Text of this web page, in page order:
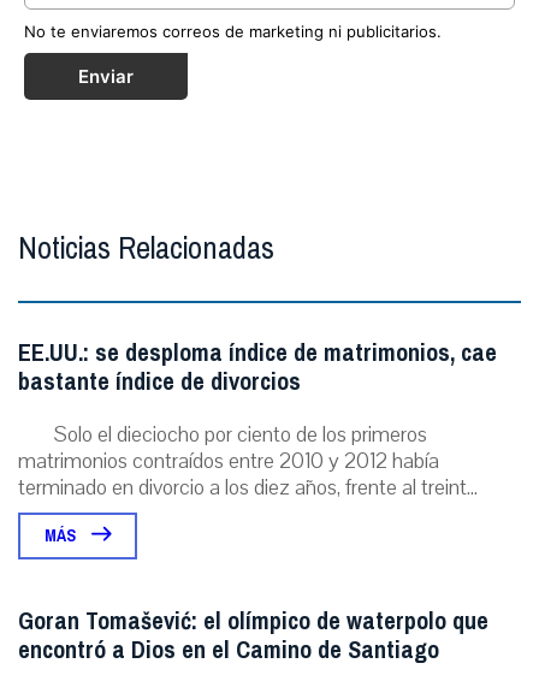
No te enviaremos correos de marketing ni publicitarios.
Enviar
Noticias Relacionadas
EE.UU.: se desploma índice de matrimonios, cae
bastante índice de divorcios
Solo el dieciocho por ciento de los primeros
matrimonios contraídos entre 2010 y 2012 había
terminado en divorcio a los diez años, frente al treint...
MÁS
Goran Tomašević: el olímpico de waterpolo que
encontró a Dios en el Camino de Santiago